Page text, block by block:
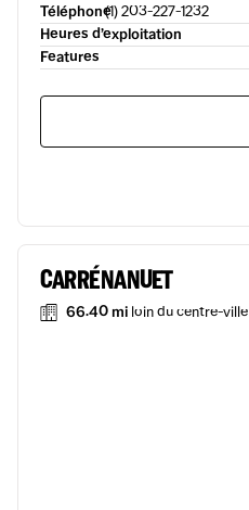
Téléphone(1) 203-227-1232
Heures d’exploitation
Features
CARRÉ NANUET
66.40 mi loin du centre-ville